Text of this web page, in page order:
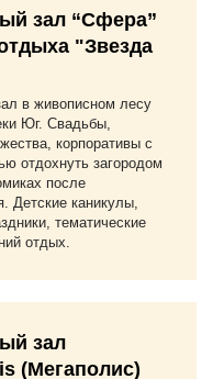
зал “Сфера”
"Звезда
в живописном лесу
Юг. Свадьбы,
корпоративы с
отдохнуть загородом
после
Детские каникулы,
тематические
отдых.
зал
(Мегаполис)